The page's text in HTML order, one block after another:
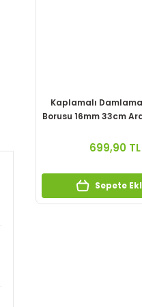
Kaplamalı
Borusu 16mm 33cm
699,90 TL
Sepete